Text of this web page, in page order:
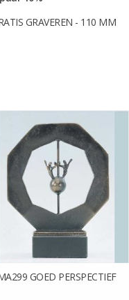
GRAVEREN - 110 MM
GOED PERSPECTIEF